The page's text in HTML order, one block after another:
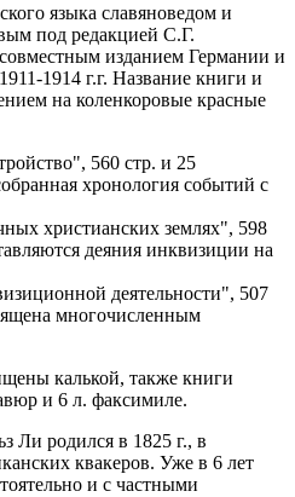
языка славяноведом и
под редакцией С.Г.
изданием Германии и
1914 г.г. Название книги и
на коленкоровые красные
560 стр. и 25
хронология событий с
христианских землях", 598
деяния инквизиции на
деятельности", 507
многочисленным
калькой, также книги
и 6 л. факсимиле.
Ли родился в 1825 г., в
квакеров. Уже в 6 лет
и с частными